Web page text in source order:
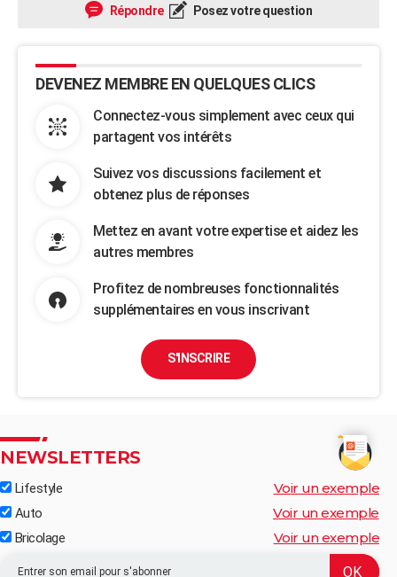
Répondre Posez votre question
DEVENEZ MEMBRE EN QUELQUES CLICS
Connectez-vous simplement avec ceux qui
partagent vos intérêts
Suivez vos discussions facilement et
obtenez plus de réponses
Mettez en avant votre expertise et aidez les
autres membres
Profitez de nombreuses fonctionnalités
supplémentaires en vous inscrivant
S'INSCRIRE
NEWSLETTERS
Lifestyle Voir un exemple
Auto Voir un exemple
Bricolage Voir un exemple